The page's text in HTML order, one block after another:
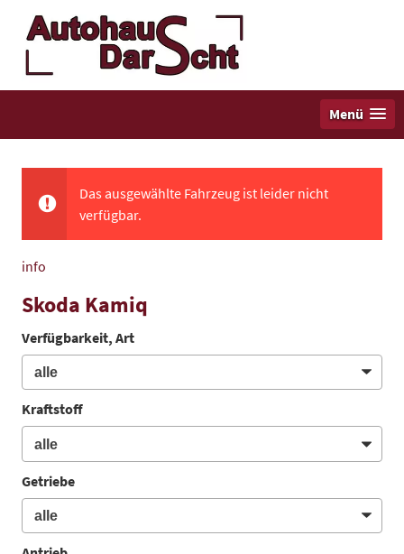
Menü
Das ausgewählte Fahrzeug ist leider nicht
verfügbar.
info
Skoda Kamiq
Verfügbarkeit, Art
Kraftstoff
Getriebe